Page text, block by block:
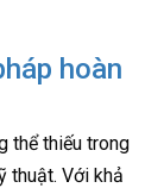
hoàn
thể thiếu trong
thuật. Với khả